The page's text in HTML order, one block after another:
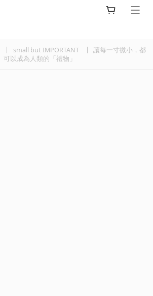
small but IMPORTANT
讓每一寸微小，都
可以成為人類的「禮物」